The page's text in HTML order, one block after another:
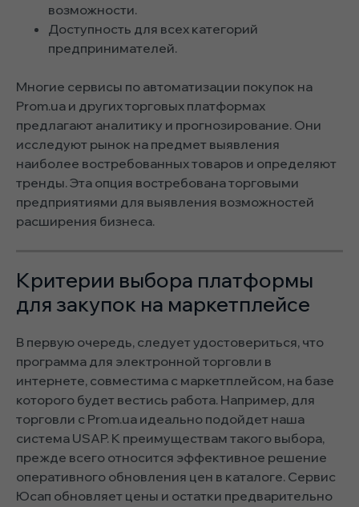
возможности.
Доступность для всех категорий
предпринимателей.
Многие сервисы по автоматизации покупок на
Prom.ua и других торговых платформах
предлагают аналитику и прогнозирование. Они
исследуют рынок на предмет выявления
наиболее востребованных товаров и определяют
тренды. Эта опция востребована торговыми
предприятиями для выявления возможностей
расширения бизнеса.
Критерии выбора платформы
для закупок на маркетплейсе
В первую очередь, следует удостовериться, что
программа для электронной торговли в
интернете, совместима с маркетплейсом, на базе
которого будет вестись работа. Например, для
торговли с Prom.ua идеально подойдет наша
система USAP. К преимуществам такого выбора,
прежде всего относится эффективное решение
оперативного обновления цен в каталоге. Сервис
Юсап обновляет цены и остатки предварительно